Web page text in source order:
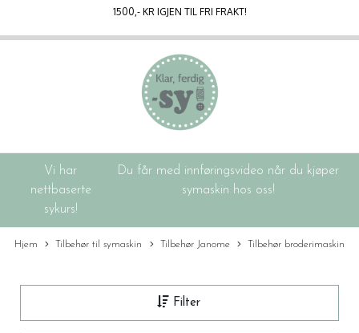
1500,- KR IGJEN TIL FRI FRAKT!
Vi har
nettbaserte
sykurs!
Du får med innføringsvideo når du kjøper
symaskin hos oss!
Hjem Tilbehør til symaskin Tilbehør Janome Tilbehør broderimaskin
Filter